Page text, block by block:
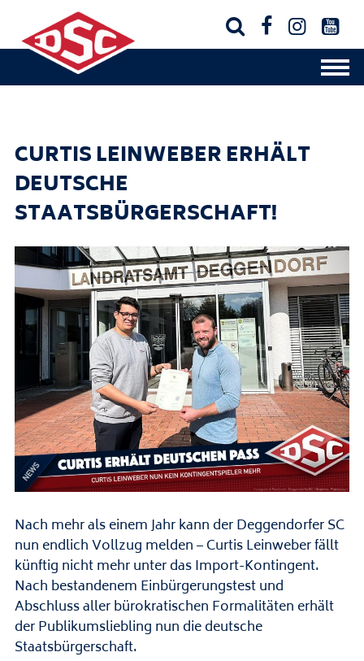
   
CURTIS LEINWEBER ERHÄLT
DEUTSCHE
STAATSBÜRGERSCHAFT!
Nach mehr als einem Jahr kann der Deggendorfer SC
nun endlich Vollzug melden – Curtis Leinweber fällt
künftig nicht mehr unter das Import-Kontingent.
Nach bestandenem Einbürgerungstest und
Abschluss aller bürokratischen Formalitäten erhält
der Publikumsliebling nun die deutsche
Staatsbürgerschaft.